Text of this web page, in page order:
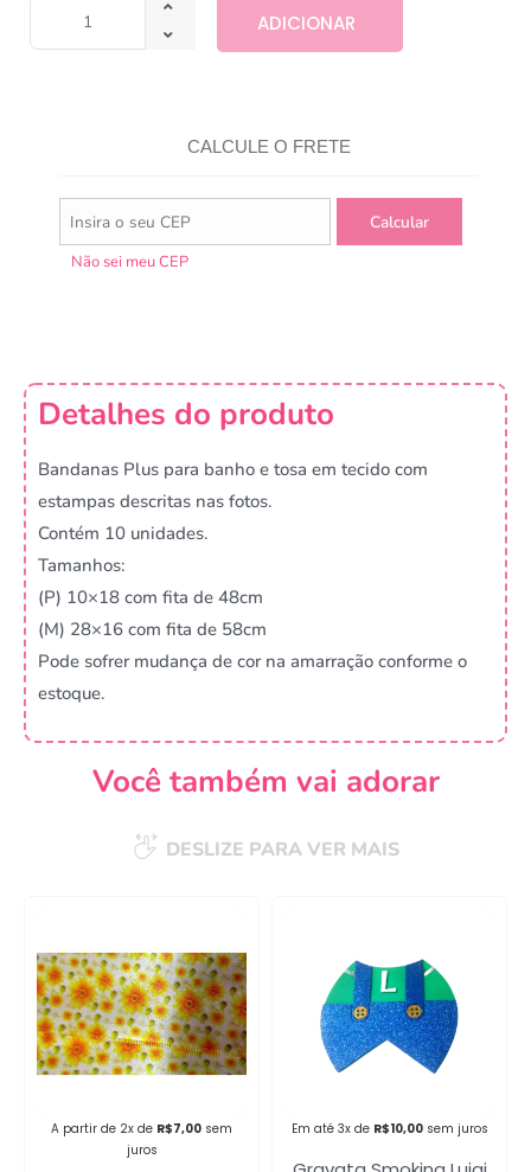
ADICIONAR
CALCULE O FRETE
Não sei meu CEP
Detalhes do produto
Bandanas Plus para banho e tosa em tecido com
estampas descritas nas fotos.
Contém 10 unidades.
Tamanhos:
(P) 10×18 com fita de 48cm
(M) 28×16 com fita de 58cm
Pode sofrer mudança de cor na amarração conforme o
estoque.
Você também vai adorar
DESLIZE PARA VER MAIS
A partir de 2x de R$7,00 sem
juros
Em até 3x de R$10,00 sem juros
Campanha lançada com
sucesso!